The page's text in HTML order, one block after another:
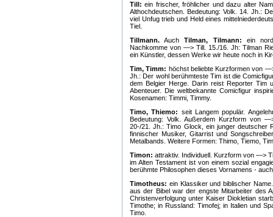
Till: ein frischer, fröhlicher und dazu alter
Althochdeutschen. Bedeutung: Volk. 14. Jh.:
viel Unfug trieb und Held eines
Tiel.
Tillmann. AuchTilman, Tilmann: ein
Nachkomme von —> Till. 15./16. Jh: Tilman
ein Künstler, dessen Werke wir heute noch in
Tim, Timm: höchst beliebte Kurzformen von
Jh.: Der wohl berühmteste Tim ist die
dem Belgier Herge. Darin reist Reporter Tim
Abenteuer. Die weltbekannte Comicfigur
Kosenamen: Timmi, Timmy.
Timo, Thiemo: seit Langem populär.
Bedeutung: Volk. Außerdem Kurzform von
20-/21. Jh.: Timo Glock, ein junger deutscher
finnischer Musiker, Gitarrist und
Metalbands. Weitere Formen: Thimo, Tiemo,
Timon: attraktiv. Individuell. Kurzform von —>
im Alten Testament ist von einem sozial
berühmte Philosophen dieses Vornamens -
Timotheus: ein Klassiker und biblischer
aus der Bibel war der engste Mitarbeiter des
Christenverfolgung unter Kaiser Diokletian
Timothe; in Russland: Timofej; in Italien und
Timo.